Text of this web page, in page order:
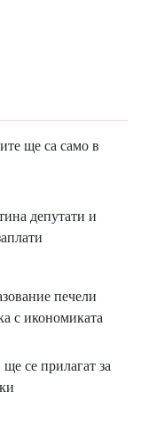
ще са само в
депутати и
печели
с икономиката
се прилагат за